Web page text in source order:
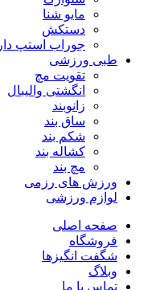
مایو شنا
دستکش
جوراب استپ دار
طبی ورزشی
تقویت مچ
انگشتی واليبال
زانوبند
ساق بند
شکم بند
کشاله بند
مچ بند
ورزش های رزمی
لوازم ورزشی
صفحه اصلی
فروشگاه
شگفت انگیزها
وبلاگ
تماس با ما